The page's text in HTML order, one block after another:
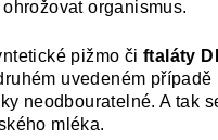
organismus.
pižmo či ftaláty
uvedeném
neodbouratelné. A tak
mléka.